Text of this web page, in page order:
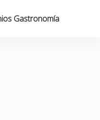
Gastronomía